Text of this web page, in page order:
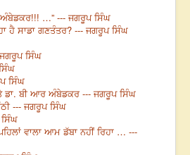
…” --- ਜਗਰੂਪ ਸਿੰਘ
ਹੈ ਸਾਡਾ ਗਣਤੰਤਰ? --- ਜਗਰੂਪ ਸਿੰਘ
ਸਿੰਘ
ਸਿੰਘ
ਡਾ. ਬੀ ਆਰ ਅੰਬੇਡਕਰ --- ਜਗਰੂਪ ਸਿੰਘ
--- ਜਗਰੂਪ ਸਿੰਘ
ਵਾਲਾ ਆਮ ਡੱਬਾ ਨਹੀਂ ਰਿਹਾ … ---